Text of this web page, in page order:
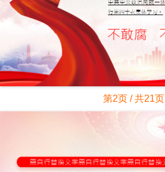
第2页 / 共21页